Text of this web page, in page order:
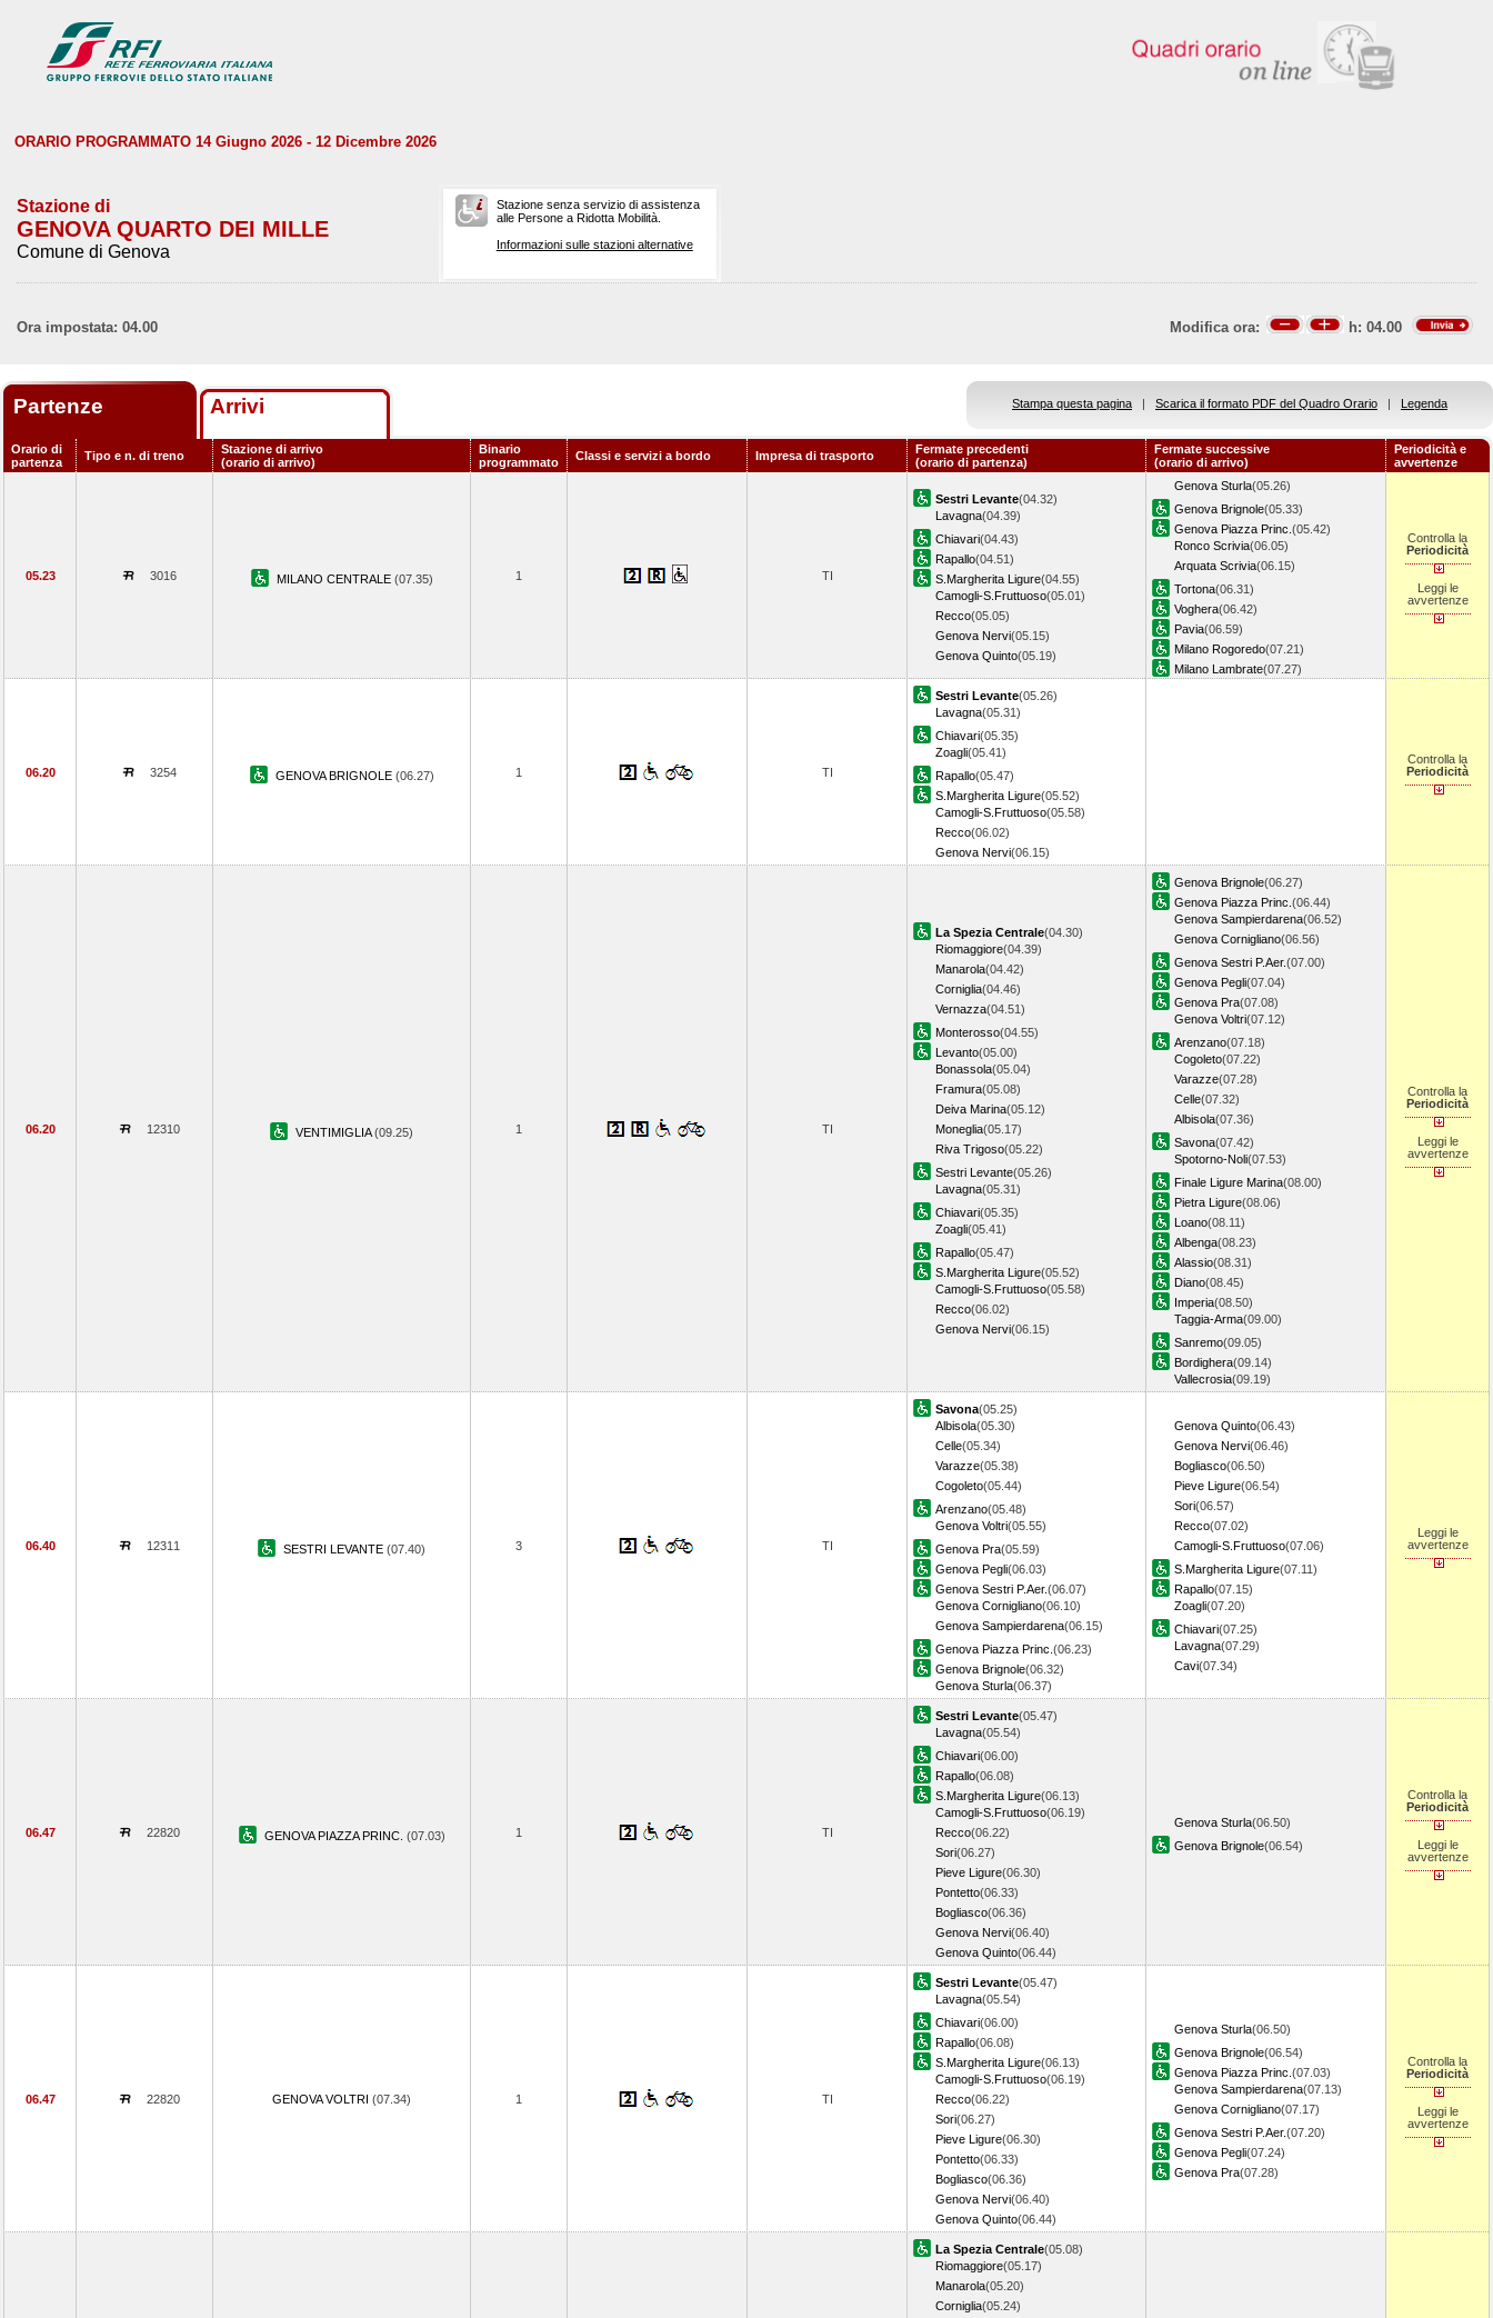
ORARIO PROGRAMMATO 14 Giugno 2026 - 12 Dicembre 2026
Stazione di
GENOVA QUARTO DEI MILLE
Comune di Genova
Stazione senza servizio di assistenza
alle Persone a Ridotta Mobilità.
Informazioni sulle stazioni alternative
Ora impostata: 04.00 Modifica ora: h: 04.00
Partenze Arrivi Stampa questa pagina | Scarica il formato PDF del Quadro Orario | Legenda
Orario di
partenza
Tipo e n. di treno
Stazione di arrivo
(orario di arrivo)
Binario
programmato
Classi e servizi a bordo Impresa di trasporto
Fermate precedenti
(orario di partenza)
Fermate successive
(orario di arrivo)
Periodicità e
avvertenze
05.23 3016 MILANO CENTRALE (07.35) 1 TI
Sestri Levante(04.32)
Lavagna(04.39)
Chiavari(04.43)
Rapallo(04.51)
S.Margherita Ligure(04.55)
Camogli-S.Fruttuoso(05.01)
Recco(05.05)
Genova Nervi(05.15)
Genova Quinto(05.19)
Genova Sturla(05.26)
Genova Brignole(05.33)
Genova Piazza Princ. (05.42)
Ronco Scrivia(06.05)
Arquata Scrivia(06.15)
Tortona(06.31)
Voghera(06.42)
Pavia(06.59)
Milano Rogoredo(07.21)
Milano Lambrate(07.27)
Controlla la
Periodicità
Leggi le
avvertenze
06.20 3254 GENOVA BRIGNOLE (06.27) 1 TI
Sestri Levante(05.26)
Lavagna(05.31)
Chiavari(05.35)
Zoagli(05.41)
Rapallo(05.47)
S.Margherita Ligure(05.52)
Camogli-S.Fruttuoso(05.58)
Recco(06.02)
Genova Nervi(06.15)
Controlla la
Periodicità
06.20 12310 VENTIMIGLIA(09.25) 1 TI
La Spezia Centrale(04.30)
Riomaggiore(04.39)
Manarola(04.42)
Corniglia(04.46)
Vernazza(04.51)
Monterosso(04.55)
Levanto(05.00)
Bonassola(05.04)
Framura(05.08)
Deiva Marina(05.12)
Moneglia(05.17)
Riva Trigoso(05.22)
Sestri Levante(05.26)
Lavagna(05.31)
Chiavari(05.35)
Zoagli(05.41)
Rapallo(05.47)
S.Margherita Ligure(05.52)
Camogli-S.Fruttuoso(05.58)
Recco(06.02)
Genova Nervi(06.15)
Genova Brignole(06.27)
Genova Piazza Princ. (06.44)
Genova Sampierdarena(06.52)
Genova Cornigliano(06.56)
Genova Sestri P.Aer.(07.00)
Genova Pegli(07.04)
Genova Pra(07.08)
Genova Voltri(07.12)
Arenzano(07.18)
Cogoleto(07.22)
Varazze(07.28)
Celle(07.32)
Albisola(07.36)
Savona(07.42)
Spotorno-Noli(07.53)
Finale Ligure Marina(08.00)
Pietra Ligure(08.06)
Loano(08.11)
Albenga(08.23)
Alassio(08.31)
Diano(08.45)
Imperia(08.50)
Taggia-Arma(09.00)
Sanremo(09.05)
Bordighera(09.14)
Vallecrosia(09.19)
Controlla la
Periodicità
Leggi le
avvertenze
06.40 12311 SESTRI LEVANTE (07.40) 3 TI
Savona(05.25)
Albisola(05.30)
Celle(05.34)
Varazze(05.38)
Cogoleto(05.44)
Arenzano(05.48)
Genova Voltri(05.55)
Genova Pra(05.59)
Genova Pegli(06.03)
Genova Sestri P.Aer.(06.07)
Genova Cornigliano(06.10)
Genova Sampierdarena(06.15)
Genova Piazza Princ. (06.23)
Genova Brignole(06.32)
Genova Sturla(06.37)
Genova Quinto(06.43)
Genova Nervi(06.46)
Bogliasco(06.50)
Pieve Ligure(06.54)
Sori(06.57)
Recco(07.02)
Camogli-S.Fruttuoso(07.06)
S.Margherita Ligure(07.11)
Rapallo(07.15)
Zoagli(07.20)
Chiavari(07.25)
Lavagna(07.29)
Cavi(07.34)
Leggi le
avvertenze
06.47 22820 GENOVA PIAZZA PRINC. (07.03) 1 TI
Sestri Levante(05.47)
Lavagna(05.54)
Chiavari(06.00)
Rapallo(06.08)
S.Margherita Ligure(06.13)
Camogli-S.Fruttuoso(06.19)
Recco(06.22)
Sori(06.27)
Pieve Ligure(06.30)
Pontetto(06.33)
Bogliasco(06.36)
Genova Nervi(06.40)
Genova Quinto(06.44)
Genova Sturla(06.50)
Genova Brignole(06.54)
Controlla la
Periodicità
Leggi le
avvertenze
06.47 22820 GENOVA VOLTRI (07.34) 1 TI
Sestri Levante(05.47)
Lavagna(05.54)
Chiavari(06.00)
Rapallo(06.08)
S.Margherita Ligure(06.13)
Camogli-S.Fruttuoso(06.19)
Recco(06.22)
Sori(06.27)
Pieve Ligure(06.30)
Pontetto(06.33)
Bogliasco(06.36)
Genova Nervi(06.40)
Genova Quinto(06.44)
Genova Sturla(06.50)
Genova Brignole(06.54)
Genova Piazza Princ. (07.03)
Genova Sampierdarena(07.13)
Genova Cornigliano(07.17)
Genova Sestri P.Aer.(07.20)
Genova Pegli(07.24)
Genova Pra(07.28)
Controlla la
Periodicità
Leggi le
avvertenze
La Spezia Centrale(05.08)
Riomaggiore(05.17)
Manarola(05.20)
Corniglia(05.24)